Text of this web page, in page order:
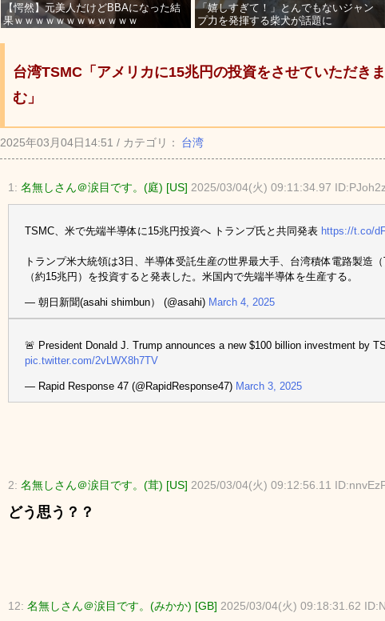
【愕然】元美人だけどBBAになった結
果ｗｗｗｗｗｗｗｗｗｗｗｗ
「嬉しすぎて！」とんでもないジャン
プ力を発揮する柴犬が話題に
台湾TSMC「アメリカに15兆円の投資をさせていただき
む」
2025年03月04日14:51 / カテゴリ： 台湾
1: 名無しさん＠涙目です。(庭) [US] 2025/03/04(火) 09:11:34.97
TSMC、米で先端半導体に15兆円投資へ トランプ氏と共同発表 https://t.co/
トランプ米大統領は3日、半導体受託生産の世界最大手、台湾積体電路製造
（約15兆円）を投資すると発表した。米国内で先端半導体を生産する。
— 朝日新聞(asahi shimbun） (@asahi) March 4, 2025
🚨 President Donald J. Trump announces a new $100 billion investment by
pic.twitter.com/2vLWX8h7TV
— Rapid Response 47 (@RapidResponse47) March 3, 2025
2: 名無しさん＠涙目です。(茸) [US] 2025/03/04(火) 09:12:56.11
どう思う？？
12: 名無しさん＠涙目です。(みかか) [GB] 2025/03/04(火) 09:18:31.62